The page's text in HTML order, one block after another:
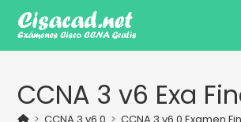
contenido
CCNA 3 v6 Exa